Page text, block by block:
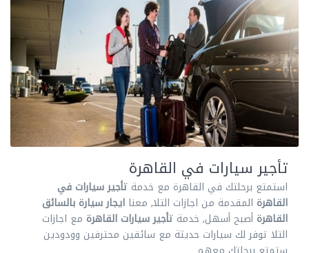
تأجير سيارات في القاهرة
استمتع برحلتك في القاهرة مع خدمةتأجير سيارات في
القاهرة المقدمة من اجازات التلا, معنا ايجار سيارة بالسائق
القاهرةأصبح أسهل, خدمةتأجير سيارات القاهرة مع اجازات
التلا توفر لك سيارات حديثة مع سائقين محترفين وودودين